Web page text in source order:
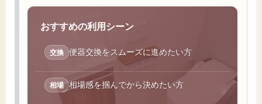
おすすめの利用シーン
交換 便器交換をスムーズに進めたい方
相場 相場感を掴んでから決めたい方